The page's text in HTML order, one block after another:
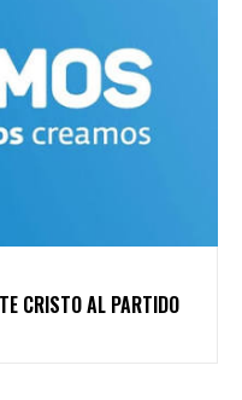
CRISTO AL PARTIDO